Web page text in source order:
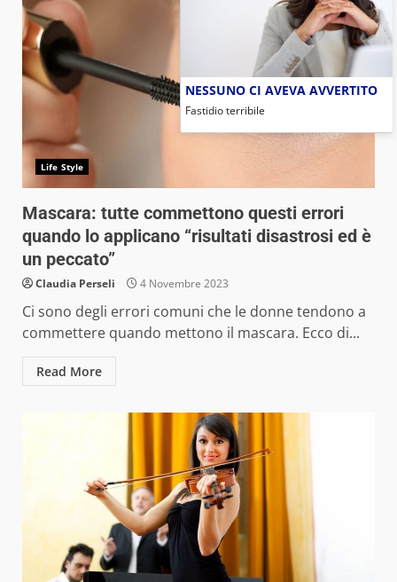
Life Style
Mascara: tutte commettono questi errori
quando lo applicano “risultati disastrosi ed è
un peccato”
Claudia Perseli 4 Novembre 2023
Ci sono degli errori comuni che le donne tendono a
commettere quando mettono il mascara. Ecco di...
Read More
NESSUNO CI AVEVA AVVERTITO
Fastidio terribile